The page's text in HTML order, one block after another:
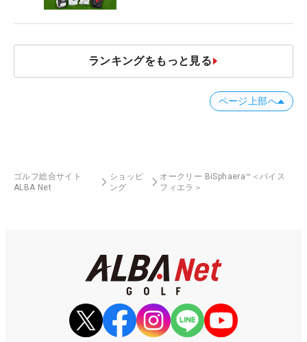
ランキングをもっと見る
ページ上部へ
ゴルフ総合サイト
ALBA Net
ショッピ
ング
オークリー BiSphaera™＜バイス
フィエラ＞